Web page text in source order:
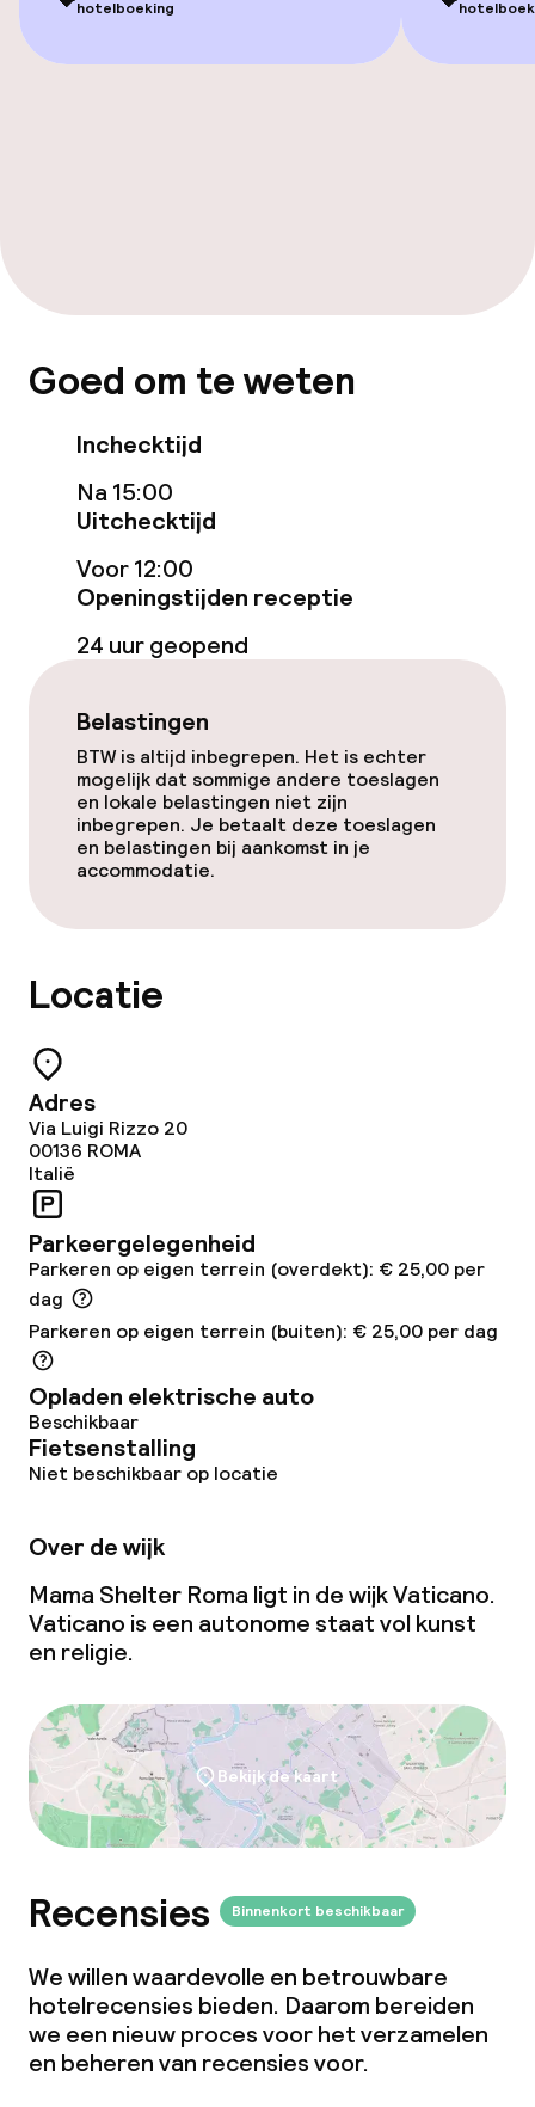
Overal rolstoeltoegankelijk
Lift
Turks stoombad (hamam)
Spacentrum
Fitnessruimte / gym
Entertainment
Gratis wifi
Zonneterras
Eet- en drinkgelegenheden
Restaurant
Diner à la carte
Dieetopties
Glutenvrije opties
Vegetarische opties
Schoonmaakvoorzieningen
Wasfaciliteiten (wasmachine)
Wasservice
Zakelijke faciliteiten
Vergaderruimte
Beleid
Kleine huisdieren toegestaan (minder
Grote huisdieren toegestaan (meer
dan 5 kg)
hotelboeking
Goed om te weten
Inchecktijd
Na 15:00
Uitchecktijd
Voor 12:00
Openingstijden receptie
24 uur geopend
Belastingen
BTW is altijd inbegrepen. Het is echter
mogelijk dat sommige andere toeslagen
en lokale belastingen niet zijn
inbegrepen. Je betaalt deze toeslagen
en belastingen bij aankomst in je
accommodatie.
Locatie
Adres
Via Luigi Rizzo 20
00136 ROMA
Italië
Parkeergelegenheid
Parkeren op eigen terrein (overdekt): € 25,00 per
dag
Parkeren op eigen terrein (buiten): € 25,00 per dag
Opladen elektrische auto
Beschikbaar
Fietsenstalling
Niet beschikbaar op locatie
Over de wijk
Mama Shelter Roma ligt in de wijk Vaticano.
Vaticano is een autonome staat vol kunst
en religie.
Bekijk de kaart
Recensies Binnenkort beschikbaar
We willen waardevolle en betrouwbare
hotelrecensies bieden. Daarom bereiden
we een nieuw proces voor het verzamelen
en beheren van recensies voor.